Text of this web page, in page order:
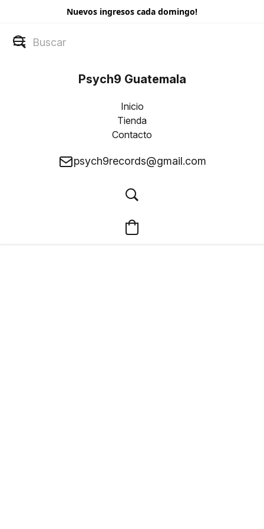
Nuevos ingresos cada domingo!
Psych9 Guatemala
Inicio
Tienda
Contacto
psych9records@gmail.com